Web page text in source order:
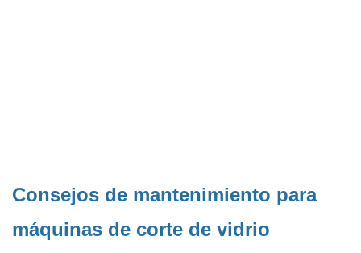
Consejos de mantenimiento para
máquinas de corte de vidrio